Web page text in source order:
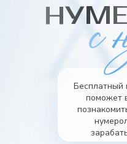
Бесплатный
поможет